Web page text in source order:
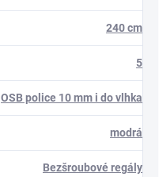
240 cm
5
OSB police 10 mm i do vlhka
modrá
Bezšroubové regály